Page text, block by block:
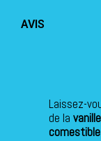
AVIS
Laissez-
de la vanille